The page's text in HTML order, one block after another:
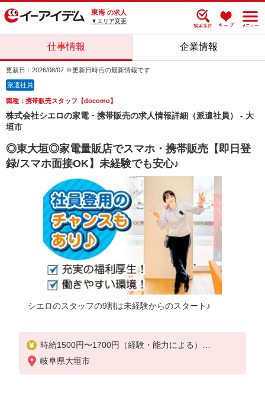
東海 の求人
▼エリア変更
仕事情報 企業情報
更新日：2026/08/07 ※更新日時点の最新情報です
派遣社員
職種：携帯販売スタッフ【docomo】
株式会社シエロの家電・携帯販売の求人情報詳細（派遣社員） - 大
垣市
◎東大垣◎家電量販店でスマホ・携帯販売【即日登
録/スマホ面接OK】未経験でも安心♪
シエロのスタッフの9割は未経験からのスタート♪
時給1500円〜1700円（経験・能力による）
※残業代支給
★交通費別途支給（規定あり）
岐阜県大垣市